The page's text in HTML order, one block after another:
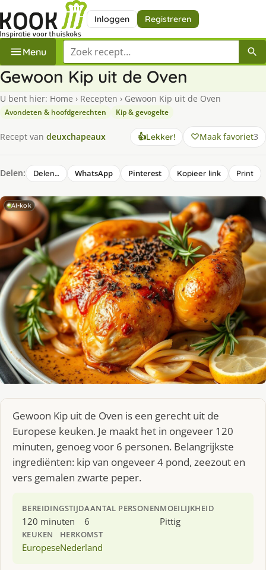
Inloggen Registreren
Menu Zoek een recept
Gewoon Kip uit de Oven
U bent hier: Home › Recepten › Gewoon Kip uit de Oven
Avondeten & hoofdgerechten Kip & gevogelte
Recept van deuxchapeaux 👍Lekker! Maak favoriet3
Delen: Delen… WhatsApp Pinterest Kopieer link Print
AI-kok
Gewoon Kip uit de Oven is een gerecht uit de
Europese keuken. Je maakt het in ongeveer 120
minuten, genoeg voor 6 personen. Belangrijkste
ingrediënten: kip van ongeveer 4 pond, zeezout en
vers gemalen zwarte peper.
BEREIDINGSTIJD
120 minuten
AANTAL PERSONEN
6
MOEILIJKHEID
Pittig
KEUKEN
Europese
HERKOMST
Nederland